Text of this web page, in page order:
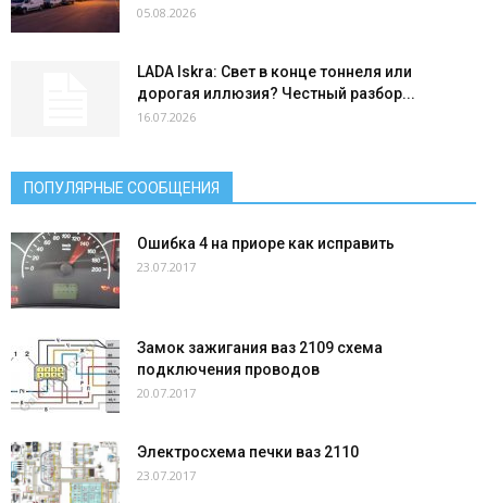
05.08.2026
LADA Iskra: Свет в конце тоннеля или
дорогая иллюзия? Честный разбор...
16.07.2026
ПОПУЛЯРНЫЕ СООБЩЕНИЯ
Ошибка 4 на приоре как исправить
23.07.2017
Замок зажигания ваз 2109 схема
подключения проводов
20.07.2017
Электросхема печки ваз 2110
23.07.2017